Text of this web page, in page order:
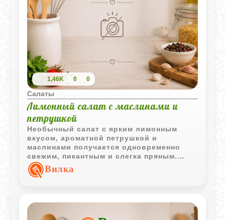
1,46K 0 0
Салаты
Лимонный салат с маслинами и
петрушкой
Необычный салат с ярким лимонным
вкусом, ароматной петрушкой и
маслинами получается одновременно
свежим, пикантным и слегка пряным.
Такой рецепт особенно хорошо подходит
к мясу, рыбе или горячему хлебу.
Вилка